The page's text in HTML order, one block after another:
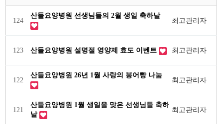
124
산들요양병원 선생님들의 2월 생일 축하날
최고관리자
123 산들요양병원 설명절 영양제 효도 이벤트 최고관리자
122
산들요양병원 26년 1월 사랑의 붕어빵 나눔
최고관리자
121
산들요양병원 1월 생일을 맞은 선생님들 축하
날
최고관리자